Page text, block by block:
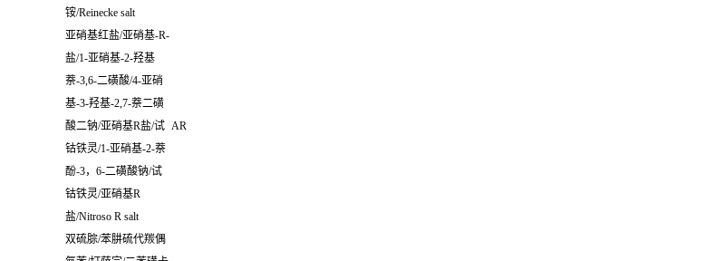
铵/Reinecke salt
亚硝基红盐/亚硝基-R-
盐/1-亚硝基-2-羟基
萘-3,6-二磺酸/4-亚硝
基-3-羟基-2,7-萘二磺
酸二钠/亚硝基R盐/试
钴铁灵/1-亚硝基-2-萘
酚-3， 6-二磺酸钠/试
钴铁灵/亚硝基R
盐/Nitroso R salt
AR
双硫腙/苯肼硫代羰偶